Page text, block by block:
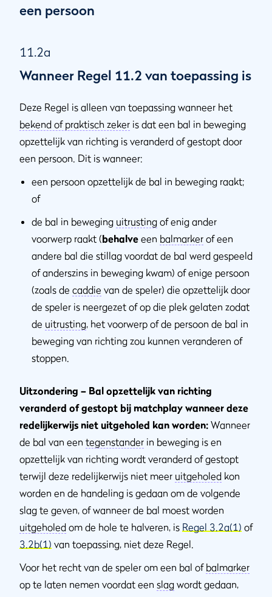
een persoon
11.2a
Wanneer Regel 11.2 van toepassing is
Deze Regel is alleen van toepassing wanneer het
bekend of praktisch zeker is dat een bal in beweging
opzettelijk van richting is veranderd of gestopt door
een persoon. Dit is wanneer:
een persoon opzettelijk de bal in beweging raakt;
of
de bal in beweging uitrusting of enig ander
voorwerp raakt (behalve een balmarker of een
andere bal die stillag voordat de bal werd gespeeld
of anderszins in beweging kwam) of enige persoon
(zoals de caddie van de speler) die opzettelijk door
de speler is neergezet of op die plek gelaten zodat
de uitrusting, het voorwerp of de persoon de bal in
beweging van richting zou kunnen veranderen of
stoppen.
Uitzondering – Bal opzettelijk van richting
veranderd of gestopt bij matchplay wanneer deze
redelijkerwijs niet uitgeholed kan worden: Wanneer
de bal van een tegenstander in beweging is en
opzettelijk van richting wordt veranderd of gestopt
terwijl deze redelijkerwijs niet meer uitgeholed kon
worden en de handeling is gedaan om de volgende
slag te geven, of wanneer de bal moest worden
uitgeholed om de hole te halveren, is Regel 3.2a(1) of
3.2b(1) van toepassing, niet deze Regel.
Voor het recht van de speler om een bal of balmarker
op te laten nemen voordat een slag wordt gedaan,